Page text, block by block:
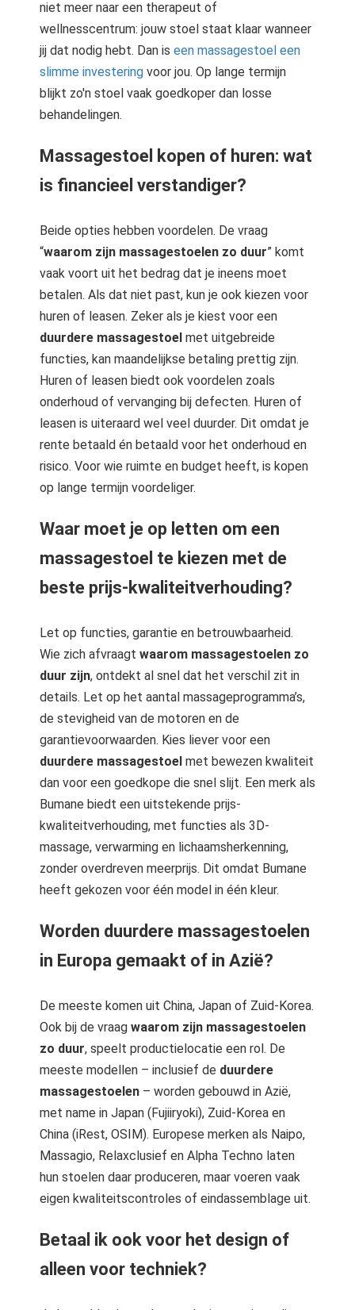
niet meer naar een therapeut of
wellnesscentrum: jouw stoel staat klaar wanneer
jij dat nodig hebt. Dan is een massagestoel een
slimme investering voor jou. Op lange termijn
blijkt zo'n stoel vaak goedkoper dan losse
behandelingen.
Massagestoel kopen of huren: wat
is financieel verstandiger?
Beide opties hebben voordelen. De vraag
“waarom zijn massagestoelen zo duur” komt
vaak voort uit het bedrag dat je ineens moet
betalen. Als dat niet past, kun je ook kiezen voor
huren of leasen. Zeker als je kiest voor een
duurdere massagestoel met uitgebreide
functies, kan maandelijkse betaling prettig zijn.
Huren of leasen biedt ook voordelen zoals
onderhoud of vervanging bij defecten. Huren of
leasen is uiteraard wel veel duurder. Dit omdat je
rente betaald én betaald voor het onderhoud en
risico. Voor wie ruimte en budget heeft, is kopen
op lange termijn voordeliger.
Waar moet je op letten om een
massagestoel te kiezen met de
beste prijs-kwaliteitverhouding?
Let op functies, garantie en betrouwbaarheid.
Wie zich afvraagt waarom massagestoelen zo
duur zijn, ontdekt al snel dat het verschil zit in
details. Let op het aantal massageprogramma’s,
de stevigheid van de motoren en de
garantievoorwaarden. Kies liever voor een
duurdere massagestoel met bewezen kwaliteit
dan voor een goedkope die snel slijt. Een merk als
Bumane biedt een uitstekende prijs-
kwaliteitverhouding, met functies als 3D-
massage, verwarming en lichaamsherkenning,
zonder overdreven meerprijs. Dit omdat Bumane
heeft gekozen voor één model in één kleur.
Worden duurdere massagestoelen
in Europa gemaakt of in Azië?
De meeste komen uit China, Japan of Zuid-Korea.
Ook bij de vraag waarom zijn massagestoelen
zo duur, speelt productielocatie een rol. De
meeste modellen – inclusief de duurdere
massagestoelen – worden gebouwd in Azië,
met name in Japan (Fujiiryoki), Zuid-Korea en
China (iRest, OSIM). Europese merken als Naipo,
Massagio, Relaxclusief en Alpha Techno laten
hun stoelen daar produceren, maar voeren vaak
eigen kwaliteitscontroles of eindassemblage uit.
Betaal ik ook voor het design of
alleen voor techniek?